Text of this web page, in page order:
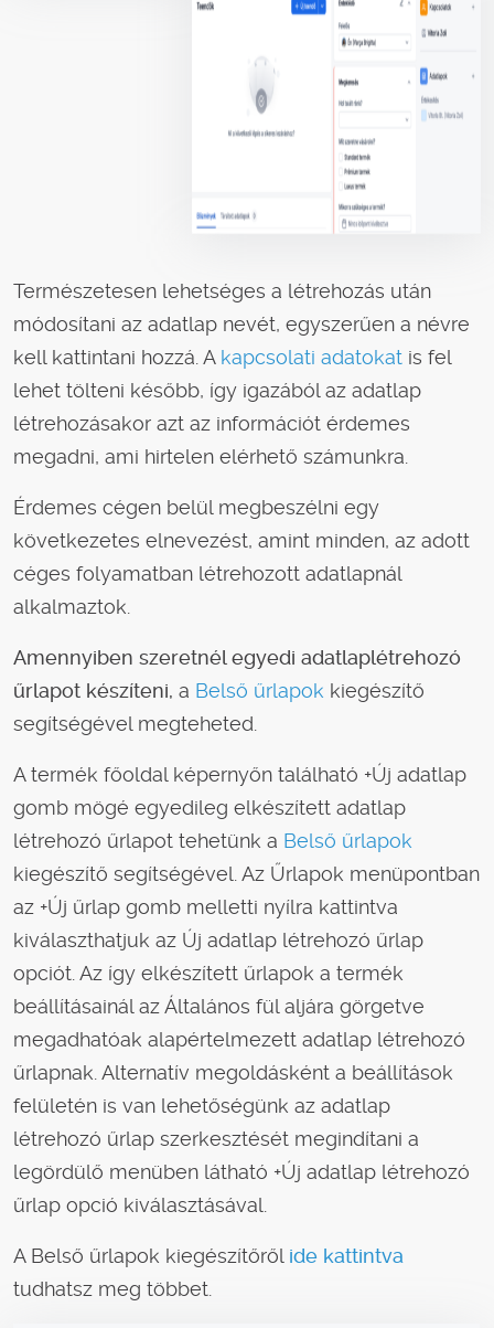
Természetesen lehetséges a létrehozás után
módosítani az adatlap nevét, egyszerűen a névre
kell kattintani hozzá. A kapcsolati adatokat is fel
lehet tölteni később, így igazából az adatlap
létrehozásakor azt az információt érdemes
megadni, ami hirtelen elérhető számunkra.
Érdemes cégen belül megbeszélni egy
következetes elnevezést, amint minden, az adott
céges folyamatban létrehozott adatlapnál
alkalmaztok.
Amennyiben szeretnél egyedi adatlaplétrehozó
űrlapot készíteni, a Belső űrlapok kiegészítő
segítségével megteheted.
A termék főoldal képernyőn található +Új adatlap
gomb mögé egyedileg elkészített adatlap
létrehozó űrlapot tehetünk a Belső űrlapok
kiegészítő segítségével. Az Űrlapok menüpontban
az +Új űrlap gomb melletti nyílra kattintva
kiválaszthatjuk az Új adatlap létrehozó űrlap
opciót. Az így elkészített űrlapok a termék
beállításainál az Általános fül aljára görgetve
megadhatóak alapértelmezett adatlap létrehozó
űrlapnak. Alternatív megoldásként a beállítások
felületén is van lehetőségünk az adatlap
létrehozó űrlap szerkesztését megindítani a
legördülő menüben látható +Új adatlap létrehozó
űrlap opció kiválasztásával.
A Belső űrlapok kiegészítőről ide kattintva
tudhatsz meg többet.